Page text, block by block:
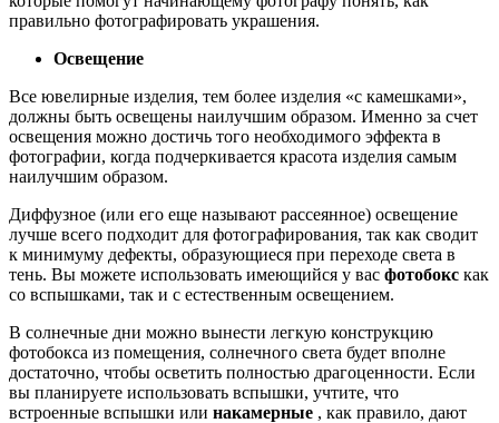
правильно фотографировать украшения.
Освещение
Все ювелирные изделия, тем более изделия «с камешками»,
должны быть освещены наилучшим образом. Именно за счет
освещения можно достичь того необходимого эффекта в
фотографии, когда подчеркивается красота изделия самым
наилучшим образом.
Диффузное (или его еще называют рассеянное) освещение
лучше всего подходит для фотографирования, так как сводит
к минимуму дефекты, образующиеся при переходе света в
тень. Вы можете использовать имеющийся у вас фотобокс как
со вспышками, так и с естественным освещением.
В солнечные дни можно вынести легкую конструкцию
фотобокса из помещения, солнечного света будет вполне
достаточно, чтобы осветить полностью драгоценности. Если
вы планируете использовать вспышки, учтите, что
встроенные вспышки или накамерные , как правило, дают